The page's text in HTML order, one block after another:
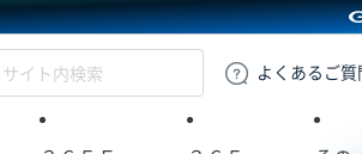
GMOクリック証券
よくある ご質